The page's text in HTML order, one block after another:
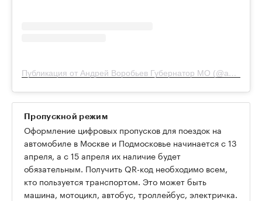
Публикация от Андрей Воробьев Губернатор МО (@andreyvorobiev)
Пропускной режим
Оформление цифровых пропусков для поездок на
автомобиле в Москве и Подмосковье начинается с 13
апреля, а с 15 апреля их наличие будет
обязательным. Получить QR-код необходимо всем,
кто пользуется транспортом. Это может быть
машина, мотоцикл, автобус, троллейбус, электричка.